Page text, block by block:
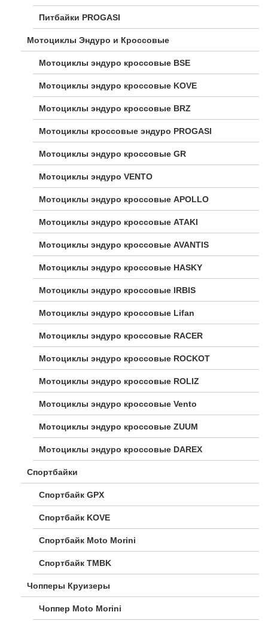
Питбайки PROGASI
Мотоциклы Эндуро и Кроссовые
Мотоциклы эндуро кроссовые BSE
Мотоциклы эндуро кроссовые KOVE
Мотоциклы эндуро кроссовые BRZ
Мотоциклы кроссовые эндуро PROGASI
Мотоциклы эндуро кроссовые GR
Мотоциклы эндуро VENTO
Мотоциклы эндуро кроссовые APOLLO
Мотоциклы эндуро кроссовые ATAKI
Мотоциклы эндуро кроссовые AVANTIS
Мотоциклы эндуро кроссовые HASKY
Мотоциклы эндуро кроссовые IRBIS
Мотоциклы эндуро кроссовые Lifan
Мотоциклы эндуро кроссовые RACER
Мотоциклы эндуро кроссовые ROCKOT
Мотоциклы эндуро кроссовые ROLIZ
Мотоциклы эндуро кроссовые Vento
Мотоциклы эндуро кроссовые ZUUM
Мотоциклы эндуро кроссовые DAREX
Спортбайки
Спортбайк GPX
Спортбайк KOVE
Спортбайк Moto Morini
Спортбайк TMBK
Чопперы Круизеры
Чоппер Moto Morini